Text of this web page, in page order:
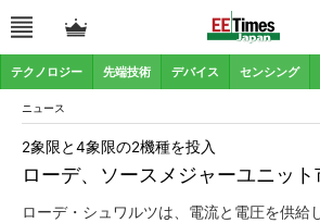
テクノロジー 先端技術 デバイス センシング
ニュース
ローデ、ソースメジャーユニット
2象限と4象限の2機種を投入
ローデ・シュワルツは、電流と電圧を供給